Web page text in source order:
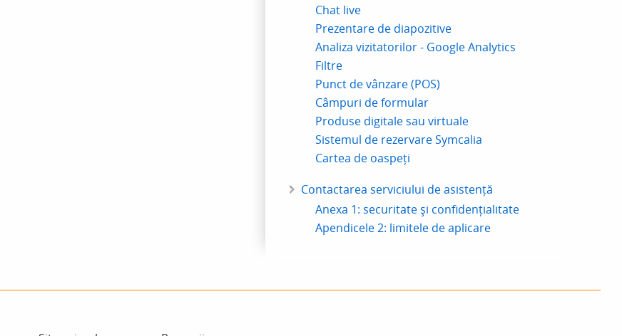
Chat live
Prezentare de diapozitive
Analiza vizitatorilor - Google Analytics
Filtre
Punct de vânzare (POS)
Câmpuri de formular
Produse digitale sau virtuale
Sistemul de rezervare Symcalia
Cartea de oaspeți
Contactarea serviciului de asistență
Anexa 1: securitate și confidențialitate
Apendicele 2: limitele de aplicare